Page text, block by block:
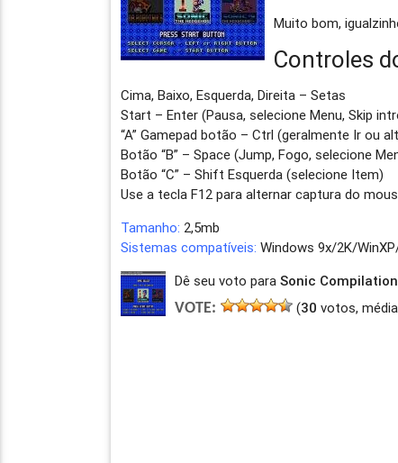
Muito bom,
Controles
Cima, Baixo, Esquerda, Direita – Setas
Start – Enter (Pausa, selecione Menu, Skip
“A” Gamepad botão – Ctrl (geralmente Ir ou
Botão “B” – Space (Jump, Fogo, selecione
Botão “C” – Shift Esquerda (selecione Item)
Use a tecla F12 para alternar captura do
Tamanho: 2,5mb
Sistemas compatíveis: Windows 9x/2K/
Dê seu voto paraSonic
VOTE:
(30 votos,